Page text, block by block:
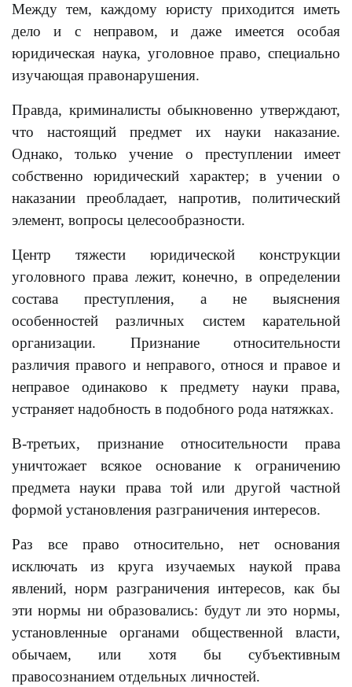
Между тем, каждому юристу приходится иметь
дело и с неправом, и даже имеется особая
юридическая наука, уголовное право, специально
изучающая правонарушения.
Правда, криминалисты обыкновенно утверждают,
что настоящий предмет их науки наказание.
Однако, только учение о преступлении имеет
собственно юридический характер; в учении о
наказании преобладает, напротив, политический
элемент, вопросы целесообразности.
Центр тяжести юридической конструкции
уголовного права лежит, конечно, в определении
состава преступления, а не выяснения
особенностей различных систем карательной
организации. Признание относительности
различия правого и неправого, относя и правое и
неправое одинаково к предмету науки права,
устраняет надобность в подобного рода натяжках.
В-третьих, признание относительности права
уничтожает всякое основание к ограничению
предмета науки права той или другой частной
формой установления разграничения интересов.
Раз все право относительно, нет основания
исключать из круга изучаемых наукой права
явлений, норм разграничения интересов, как бы
эти нормы ни образовались: будут ли это нормы,
установленные органами общественной власти,
обычаем, или хотя бы субъективным
правосознанием отдельных личностей.